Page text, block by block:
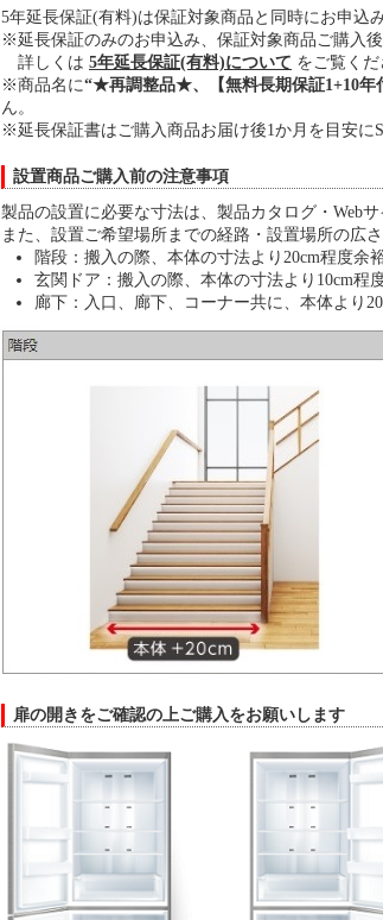
5年延長保証(有料)は保証対象商品と同時にお申込
※延長保証のみのお申込み、保証対象商品ご購入
詳しくは 5年延長保証(有料)について をご覧くだ
※商品名に“★再調整品★、【無料長期保証1+10年
ん。
※延長保証書はご購入商品お届け後1か月を目安に
設置商品ご購入前の注意事項
製品の設置に必要な寸法は、製品カタログ・Web
また、設置ご希望場所までの経路・設置場所の広
階段：搬入の際、本体の寸法より20cm程度余
玄関ドア：搬入の際、本体の寸法より10cm程
廊下：入口、廊下、コーナー共に、本体より
扉の開きをご確認の上ご購入をお願いします